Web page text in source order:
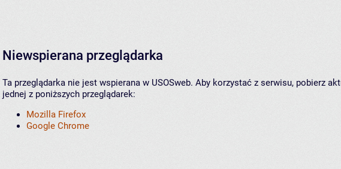
Niewspierana przeglądarka
Ta przeglądarka nie jest wspierana w USOSweb. Aby korzystać z serwisu, pobierz
jednej z poniższych przeglądarek:
Mozilla Firefox
Google Chrome